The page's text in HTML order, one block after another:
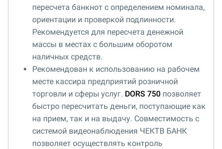
пересчета банкнот с определением номинала,
ориентации и проверкой подлинности.
Рекомендуется для пересчета денежной
массы в местах с большим оборотом
наличных средств.
Рекомендован к использованию на рабочем
месте кассира предприятий розничной
торговли и сферы услуг. DORS 750 позволяет
быстро пересчитать деньги, поступающие как
на прием, так и на выдачу. Совместимость с
системой видеонаблюдения ЧЕКТВ БАНК
позволяет осуществлять контроль